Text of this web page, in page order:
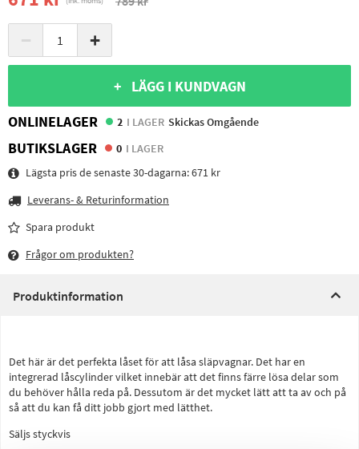
− +
+ LÄGG I KUNDVAGN
ONLINELAGER
2 I LAGER Skickas Omgående
BUTIKSLAGER 0 I LAGER
Lägsta pris de senaste 30-dagarna:671 kr
Leverans- & Returinformation
Spara produkt
Frågor om produkten?
Produktinformation
Det här är det perfekta låset för att låsa släpvagnar. Det har en
integrerad låscylinder vilket innebär att det finns färre lösa delar som
du behöver hålla reda på. Dessutom är det mycket lätt att ta av och på
så att du kan få ditt jobb gjort med lätthet.
Säljs styckvis